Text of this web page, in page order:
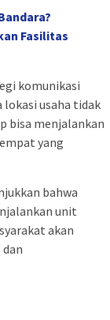
Fasilitas
komunikasi
usaha tidak
bisa menjalankan
yang
bahwa
unit
akan